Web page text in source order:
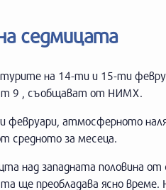
седмицата
на 14-ти и 15-ти
9 , съобщават от НИМХ.
февруари, атмосферното
средното за месеца.
над западната половина
ще преобладава ясно